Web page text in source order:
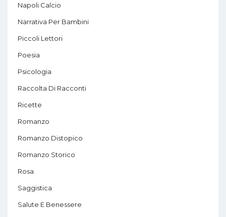
Napoli Calcio
Narrativa Per Bambini
Piccoli Lettori
Poesia
Psicologia
Raccolta Di Racconti
Ricette
Romanzo
Romanzo Distopico
Romanzo Storico
Rosa
Saggistica
Salute E Benessere